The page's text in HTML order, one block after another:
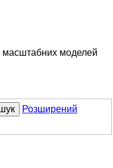
масштабних моделей
Розширений